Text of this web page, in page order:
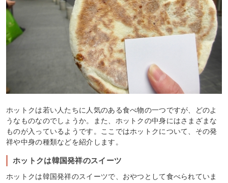
ホットクは若い人たちに人気のある食べ物の一つですが、どのよ
うなものなのでしょうか。また、ホットクの中身にはさまざまな
ものが入っているようです。ここではホットクについて、その発
祥や中身の種類などを紹介します。
ホットクは韓国発祥のスイーツ
ホットクは韓国発祥のスイーツで、おやつとして食べられていま